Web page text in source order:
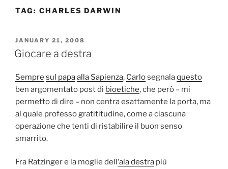
TAG: CHARLES DARWIN
POSTED
ON
JANUARY 21, 2008
Giocare a destra
Sempre sul papaalla Sapienza, Carlosegnalaquesto
ben argomentato post di bioetiche, che però – mi
permetto di dire – non centra esattamente la porta, ma
al quale professo gratititudine, come a ciascuna
operazione che tenti di ristabilire il buon senso
smarrito.
Fra Ratzinger e la moglie dell‘ala destra più